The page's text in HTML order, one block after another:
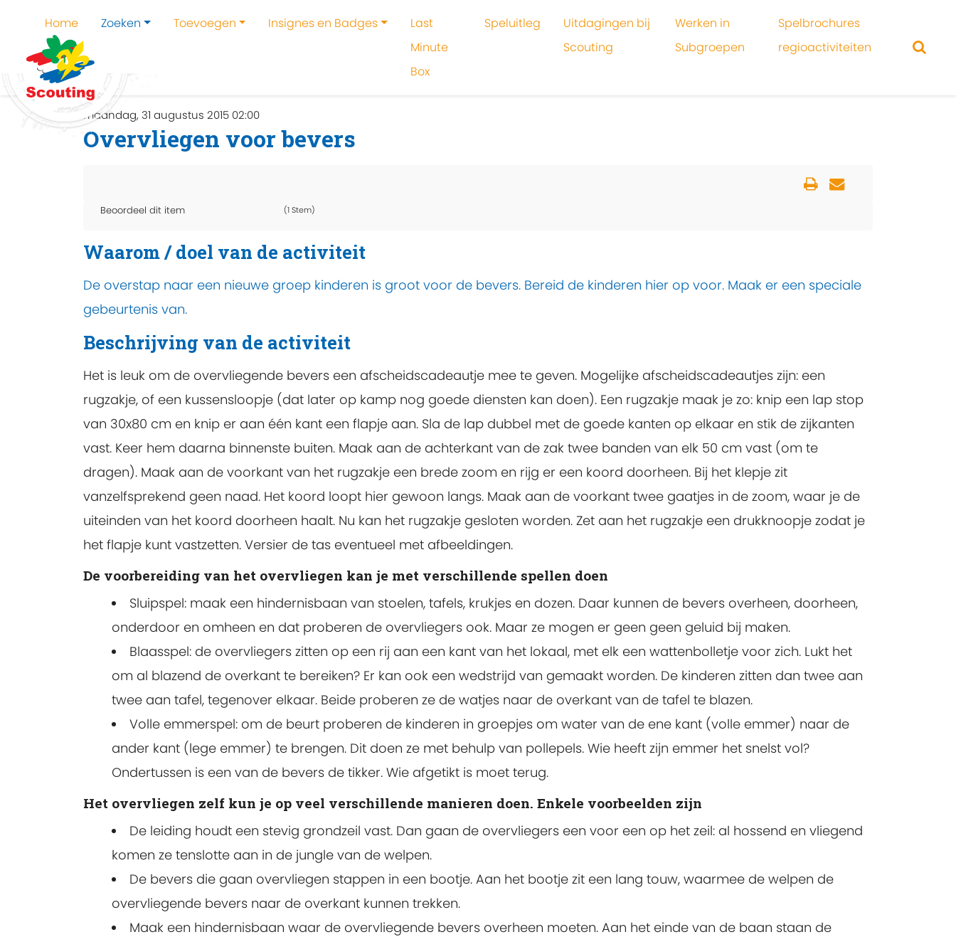
Home Zoeken Toevoegen Insignes en Badges
Last
Minute
Box
Speluitleg
Uitdagingen bij
Scouting
Werken in
Subgroepen
Spelbrochures
regioactiviteiten
Home Overvliegen voor bevers
maandag, 31 augustus 2015 02:00
Overvliegen voor bevers
Beoordeel dit item (1 Stem)
Waarom / doel van de activiteit
De overstap naar een nieuwe groep kinderen is groot voor de bevers. Bereid de kinderen hier op voor. Maak er een speciale
gebeurtenis van.
Beschrijving van de activiteit
Het is leuk om de overvliegende bevers een afscheidscadeautje mee te geven. Mogelijke afscheidscadeautjes zijn: een
rugzakje, of een kussensloopje (dat later op kamp nog goede diensten kan doen). Een rugzakje maak je zo: knip een lap stop
van 30x80 cm en knip er aan één kant een flapje aan. Sla de lap dubbel met de goede kanten op elkaar en stik de zijkanten
vast. Keer hem daarna binnenste buiten. Maak aan de achterkant van de zak twee banden van elk 50 cm vast (om te
dragen). Maak aan de voorkant van het rugzakje een brede zoom en rijg er een koord doorheen. Bij het klepje zit
vanzelfsprekend geen naad. Het koord loopt hier gewoon langs. Maak aan de voorkant twee gaatjes in de zoom, waar je de
uiteinden van het koord doorheen haalt. Nu kan het rugzakje gesloten worden. Zet aan het rugzakje een drukknoopje zodat je
het flapje kunt vastzetten. Versier de tas eventueel met afbeeldingen.
De voorbereiding van het overvliegen kan je met verschillende spellen doen
Sluipspel: maak een hindernisbaan van stoelen, tafels, krukjes en dozen. Daar kunnen de bevers overheen, doorheen,
onderdoor en omheen en dat proberen de overvliegers ook. Maar ze mogen er geen geen geluid bij maken.
Blaasspel: de overvliegers zitten op een rij aan een kant van het lokaal, met elk een wattenbolletje voor zich. Lukt het
om al blazend de overkant te bereiken? Er kan ook een wedstrijd van gemaakt worden. De kinderen zitten dan twee aan
twee aan tafel, tegenover elkaar. Beide proberen ze de watjes naar de overkant van de tafel te blazen.
Volle emmerspel: om de beurt proberen de kinderen in groepjes om water van de ene kant (volle emmer) naar de
ander kant (lege emmer) te brengen. Dit doen ze met behulp van pollepels. Wie heeft zijn emmer het snelst vol?
Ondertussen is een van de bevers de tikker. Wie afgetikt is moet terug.
Het overvliegen zelf kun je op veel verschillende manieren doen. Enkele voorbeelden zijn
De leiding houdt een stevig grondzeil vast. Dan gaan de overvliegers een voor een op het zeil: al hossend en vliegend
komen ze tenslotte aan in de jungle van de welpen.
De bevers die gaan overvliegen stappen in een bootje. Aan het bootje zit een lang touw, waarmee de welpen de
overvliegende bevers naar de overkant kunnen trekken.
Maak een hindernisbaan waar de overvliegende bevers overheen moeten. Aan het einde van de baan staan de